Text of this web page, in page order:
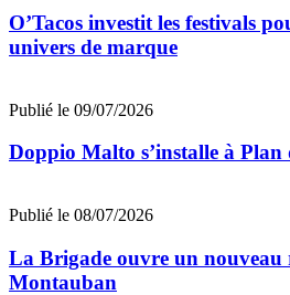
O’Tacos investit les festivals
univers de marque
Publié le 09/07/2026
Doppio Malto s’installe à Plan
Publié le 08/07/2026
La Brigade ouvre un nouveau
Montauban